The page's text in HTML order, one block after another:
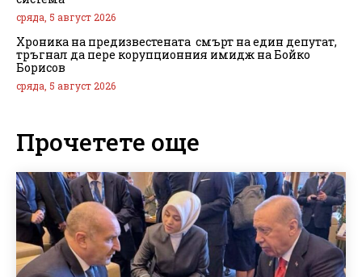
сряда, 5 август 2026
Хроника на предизвестената смърт на един депутат,
тръгнал да пере корупционния имидж на Бойко
Борисов
сряда, 5 август 2026
Прочетете още